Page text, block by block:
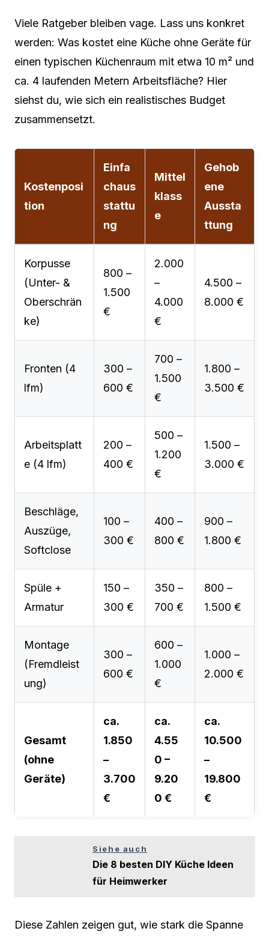
Viele Ratgeber bleiben vage. Lass uns konkret
werden: Was kostet eine Küche ohne Geräte für
einen typischen Küchenraum mit etwa 10 m² und
ca. 4 laufenden Metern Arbeitsfläche? Hier
siehst du, wie sich ein realistisches Budget
zusammensetzt.
Kostenposi
tion
Einfa
chaus
stattu
ng
Mittel
klass
e
Gehob
ene
Aussta
ttung
Korpusse
(Unter- &
Oberschrän
ke)
800 –
1.500
€
2.000
–
4.000
€
4.500 –
8.000 €
Fronten (4
lfm)
300 –
600 €
700 –
1.500
€
1.800 –
3.500 €
Arbeitsplatt
e (4 lfm)
200 –
400 €
500 –
1.200
€
1.500 –
3.000 €
Beschläge,
Auszüge,
Softclose
100 –
300 €
400 –
800 €
900 –
1.800 €
Spüle +
Armatur
150 –
300 €
350 –
700 €
800 –
1.500 €
Montage
(Fremdleist
ung)
300 –
600 €
600 –
1.000
€
1.000 –
2.000 €
Gesamt
(ohne
Geräte)
ca.
1.850
–
3.700
€
ca.
4.55
0 –
9.20
0 €
ca.
10.500
–
19.800
€
Siehe auch
Die 8 besten DIY Küche Ideen
für Heimwerker
Diese Zahlen zeigen gut, wie stark die Spanne